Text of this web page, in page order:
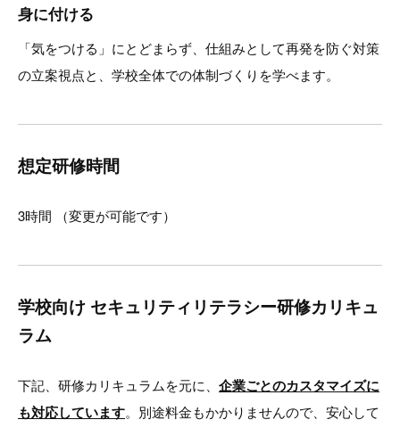
身に付ける
「気をつける」にとどまらず、仕組みとして再発を防ぐ対策
の立案視点と、学校全体での体制づくりを学べます。
想定研修時間
3時間 （変更が可能です）
学校向け セキュリティリテラシー研修カリキュ
ラム
下記、研修カリキュラムを元に、 企業ごとのカスタマイズに
も対応しています。別途料金もかかりませんので、安心して